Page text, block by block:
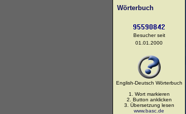
Wörterbuch
Besucher seit
01.01.2000
English-Deutsch Wörterbuch
1. Wort markieren
2. Button anklicken
3. Übersetzung lesen
www.basc.de